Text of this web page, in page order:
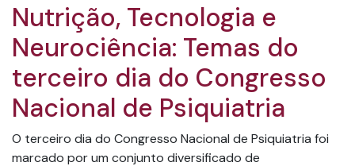
Nutrição, Tecnologia e
Neurociência: Temas do
terceiro dia do Congresso
Nacional de Psiquiatria
O terceiro dia do Congresso Nacional de Psiquiatria foi
marcado por um conjunto diversificado de